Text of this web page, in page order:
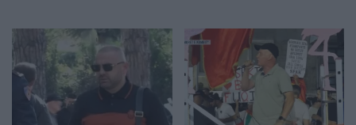
kurim jashtë vendit